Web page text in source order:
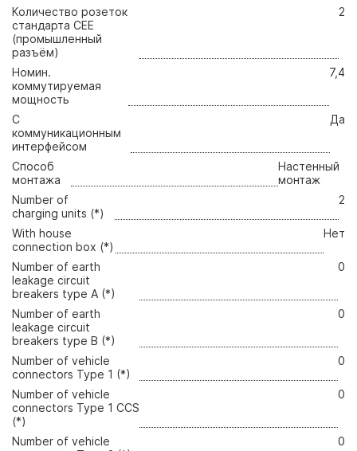
Количество розеток
стандарта CEE
(промышленный
разъём)
2
Номин.
коммутируемая
мощность
7,4
С
коммуникационным
интерфейсом
Да
Способ
монтажа
Настенный
монтаж
Number of
charging units (*)
2
With house
connection box (*)
Нет
Number of earth
leakage circuit
breakers type A (*)
0
Number of earth
leakage circuit
breakers type B (*)
0
Number of vehicle
connectors Type 1 (*)
0
Number of vehicle
connectors Type 1 CCS
(*)
0
Number of vehicle
0